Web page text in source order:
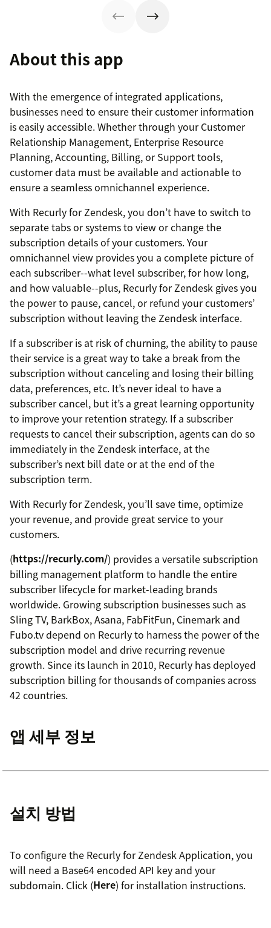
About this app
With the emergence of integrated applications,
businesses need to ensure their customer information
is easily accessible. Whether through your Customer
Relationship Management, Enterprise Resource
Planning, Accounting, Billing, or Support tools,
customer data must be available and actionable to
ensure a seamless omnichannel experience.
With Recurly for Zendesk, you don’t have to switch to
separate tabs or systems to view or change the
subscription details of your customers. Your
omnichannel view provides you a complete picture of
each subscriber--what level subscriber, for how long,
and how valuable--plus, Recurly for Zendesk gives you
the power to pause, cancel, or refund your customers’
subscription without leaving the Zendesk interface.
If a subscriber is at risk of churning, the ability to pause
their service is a great way to take a break from the
subscription without canceling and losing their billing
data, preferences, etc. It’s never ideal to have a
subscriber cancel, but it’s a great learning opportunity
to improve your retention strategy. If a subscriber
requests to cancel their subscription, agents can do so
immediately in the Zendesk interface, at the
subscriber’s next bill date or at the end of the
subscription term.
With Recurly for Zendesk, you’ll save time, optimize
your revenue, and provide great service to your
customers.
(https://recurly.com/) provides a versatile subscription
billing management platform to handle the entire
subscriber lifecycle for market-leading brands
worldwide. Growing subscription businesses such as
Sling TV, BarkBox, Asana, FabFitFun, Cinemark and
Fubo.tv depend on Recurly to harness the power of the
subscription model and drive recurring revenue
growth. Since its launch in 2010, Recurly has deployed
subscription billing for thousands of companies across
42 countries.
앱 세부 정보
설치 방법
To configure the Recurly for Zendesk Application, you
will need a Base64 encoded API key and your
subdomain. Click (Here) for installation instructions.